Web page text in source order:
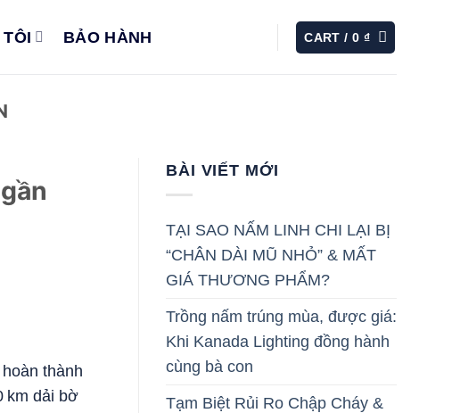
BẢO HÀNH CART /0 ₫
thành
km dải bờ
BÀI VIẾT MỚI
TẠI SAO NẤM LINH CHI LẠI BỊ
“CHÂN DÀI MŨ NHỎ” & MẤT
GIÁ THƯƠNG PHẨM?
Trồng nấm trúng mùa, được giá:
Khi Kanada Lighting đồng hành
cùng bà con
Tạm Biệt Rủi Ro Chập Cháy &